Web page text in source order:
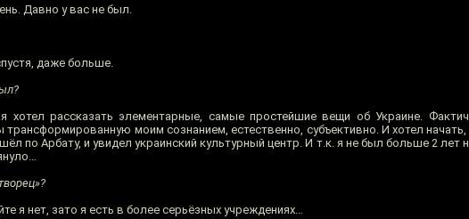
Давно у вас не был.
даже больше.
хотел рассказать элементарные, самые простейшие вещи об Украине.
моим сознанием, естественно, субъективно. И хотел
по Арбату, и увидел украинский культурный центр. И т.к. я не был больше 2 лет
я нет, зато я есть в более серьёзных учреждениях…